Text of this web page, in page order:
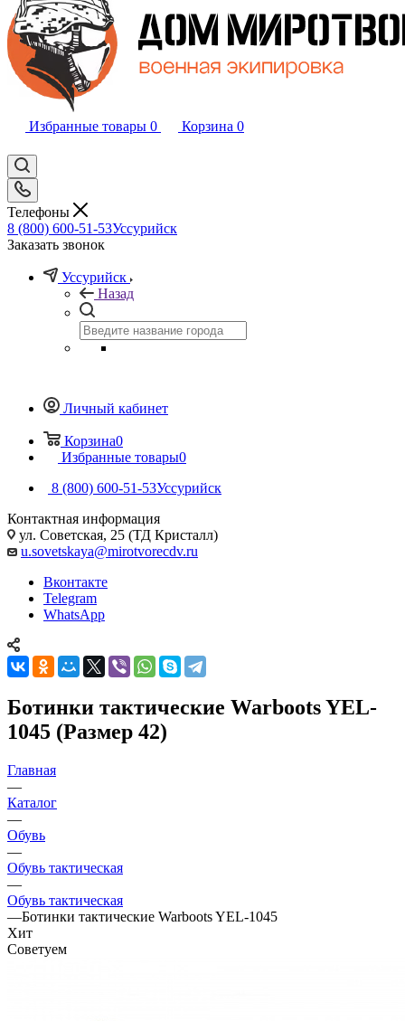
Избранные товары 0 Корзина 0
Телефоны
8 (800) 600-51-53Уссурийск
Заказать звонок
Уссурийск
Назад
Личный кабинет
Корзина0
Избранные товары0
8 (800) 600-51-53Уссурийск
Контактная информация
ул. Советская, 25 (ТД Кристалл)
u.sovetskaya@mirotvorecdv.ru
Вконтакте
Telegram
WhatsApp
Ботинки тактические Warboots YEL-
1045 (Размер 42)
Главная
—
Каталог
—
Обувь
—
Обувь тактическая
—
Обувь тактическая
—Ботинки тактические Warboots YEL-1045
Хит
Советуем